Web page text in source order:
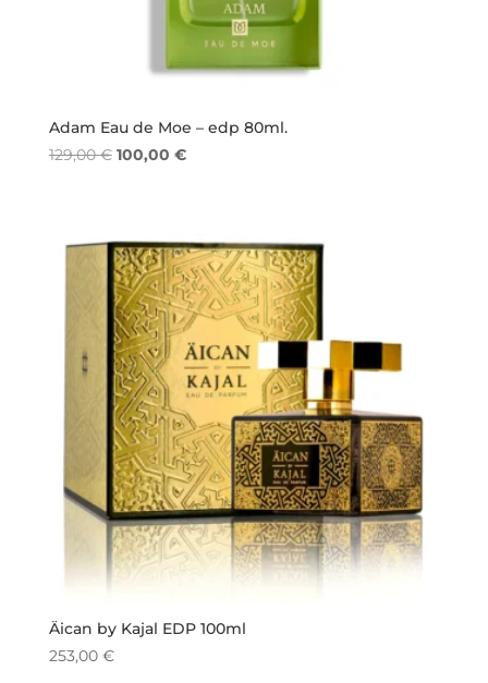
Adam Eau de Moe – edp 80ml.
129,00€ Il
129,00 €.
100,00 €Il
100,00 €.
Äican by Kajal EDP 100ml
253,00 €